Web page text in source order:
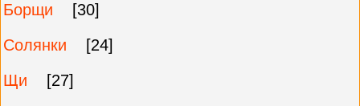
Борщи
[30]
Солянки
[24]
Щи
[27]